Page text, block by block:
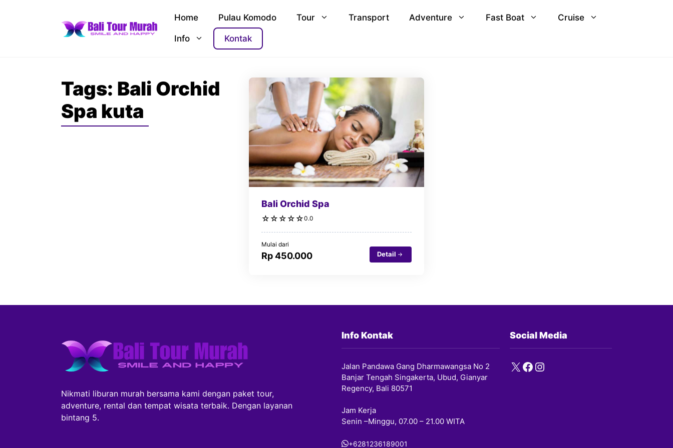
Home Pulau Komodo Tour Transport Adventure Fast Boat Cruise
Info Kontak
Tags: Bali Orchid
Spa kuta
Bali Orchid Spa
☆ ☆ ☆ ☆ ☆0.0
Mulai dari
Rp 450.000 Detail
Nikmati liburan murah bersama kami dengan paket tour,
adventure, rental dan tempat wisata terbaik. Dengan layanan
bintang 5.
Info Kontak
Jalan Pandawa Gang Dharmawangsa No 2
Banjar Tengah Singakerta, Ubud, Gianyar
Regency, Bali 80571
Jam Kerja
Senin –Minggu, 07.00 – 21.00 WITA
+6281236189001
Social Media
X Facebook
Instagram